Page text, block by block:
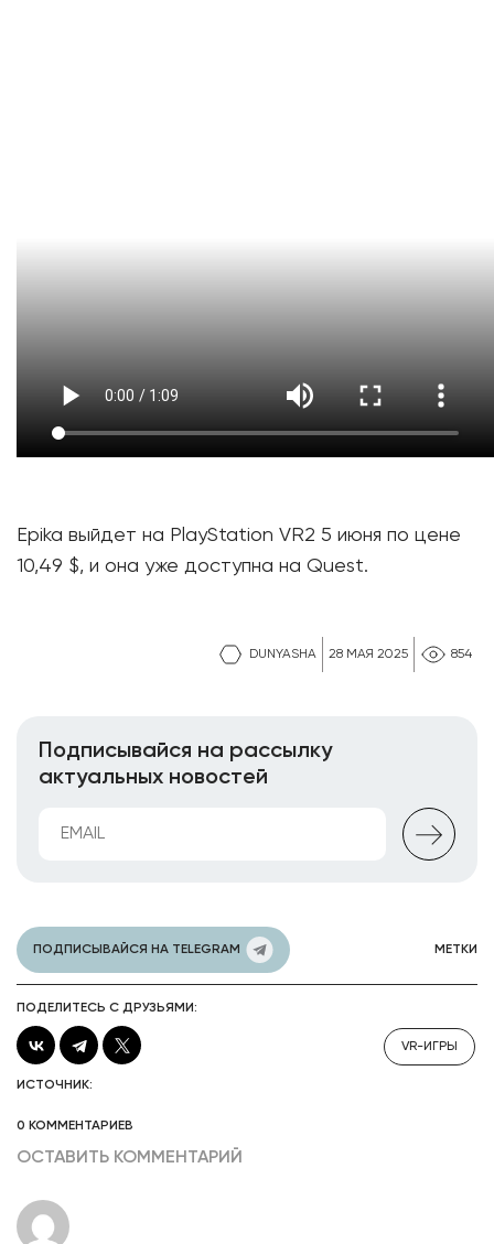
DUNYASHA 28 МАЯ 2025 854
Epika выйдет на PlayStation VR2 5 июня по цене
10,49 $, и она уже доступна на Quest.
Подписывайся на рассылку
актуальных новостей
ПОДПИСЫВАЙСЯ НА TELEGRAM МЕТКИ
ПОДЕЛИТЕСЬ С ДРУЗЬЯМИ:
VR-ИГРЫ
ИСТОЧНИК:
0 КОММЕНТАРИЕВ
ОСТАВИТЬ КОММЕНТАРИЙ